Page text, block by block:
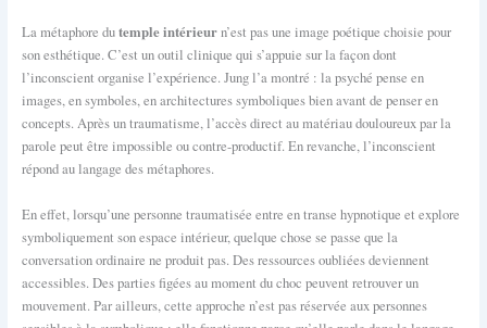
La métaphore dutemple intérieurn’est pas une image poétique choisie pour
son esthétique. C’est un outil clinique qui s’appuie sur la façon dont
l’inconscient organise l’expérience. Jung l’a montré : la psyché pense en
images, en symboles, en architectures symboliques bien avant de penser en
concepts. Après un traumatisme, l’accès direct au matériau douloureux par la
parole peut être impossible ou contre-productif. En revanche, l’inconscient
répond au langage des métaphores.
En effet, lorsqu’une personne traumatisée entre en transe hypnotique et explore
symboliquement son espace intérieur, quelque chose se passe que la
conversation ordinaire ne produit pas. Des ressources oubliées deviennent
accessibles. Des parties figées au moment du choc peuvent retrouver un
mouvement. Par ailleurs, cette approche n’est pas réservée aux personnes